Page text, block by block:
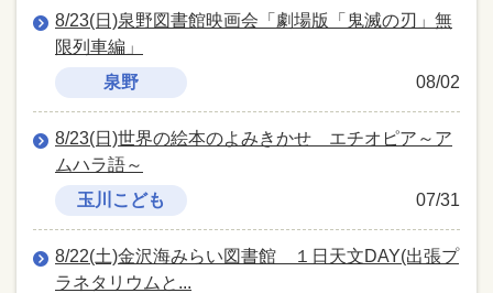
8/23(日)泉野図書館映画会「劇場版「鬼滅の刃」無
限列車編」
08/02
泉野
8/23(日)世界の絵本のよみきかせ エチオピア～ア
ムハラ語～
07/31
玉川こども
8/22(土)金沢海みらい図書館 １日天文DAY(出張プ
ラネタリウムと...